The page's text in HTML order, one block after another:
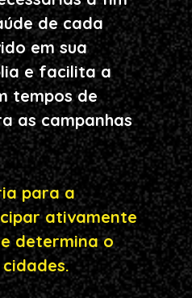
de cada
em sua
e facilita a
tempos de
as campanhas
para a
ativamente
determina o